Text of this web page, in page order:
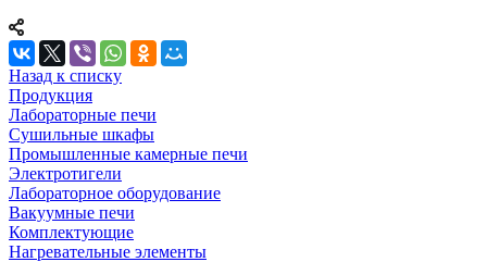
Назад к списку
Продукция
Лабораторные печи
Сушильные шкафы
Промышленные камерные печи
Электротигели
Лабораторное оборудование
Вакуумные печи
Комплектующие
Нагревательные элементы